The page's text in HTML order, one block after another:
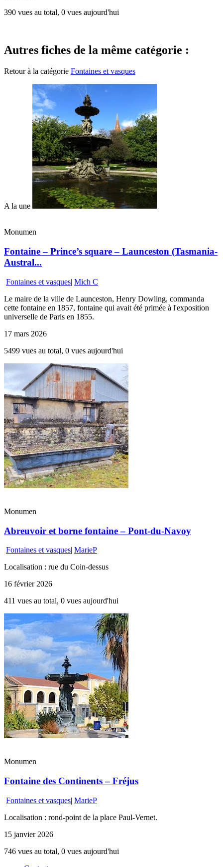
390 vues au total, 0 vues aujourd'hui
Autres fiches de la même catégorie :
Retour à la catégorie Fontaines et vasques
A la une
Monumen
Fontaine – Prince’s square – Launceston (Tasmania-
Austral...
Fontaines et vasques| Mich C
Le maire de la ville de Launceston, Henry Dowling, commanda
cette fontaine en 1857, fontaine qui avait été primée à l'exposition
universelle de Paris en 1855.
17 mars 2026
5499 vues au total, 0 vues aujourd'hui
Monumen
Abreuvoir et borne fontaine – Pont-du-Navoy
Fontaines et vasques| MarieP
Localisation : rue du Coin-dessus
16 février 2026
411 vues au total, 0 vues aujourd'hui
Monumen
Fontaine des Continents – Fréjus
Fontaines et vasques| MarieP
Localisation : rond-point de la place Paul-Vernet.
15 janvier 2026
746 vues au total, 0 vues aujourd'hui